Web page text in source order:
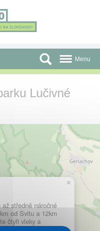
Menu
Lučivné
středně náročné
od Svitu a 12km
čtyři vleky a
×